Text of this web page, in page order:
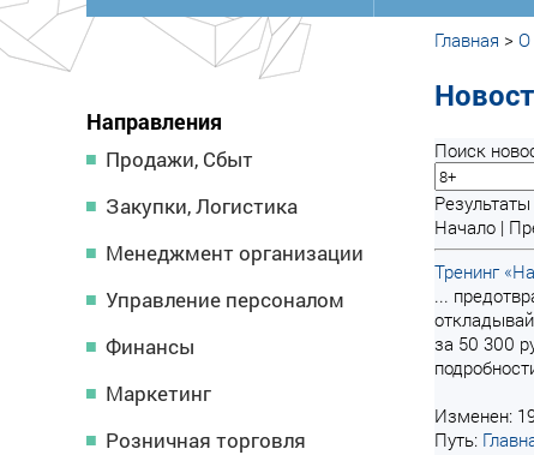
Направления
Продажи, Сбыт
Закупки, Логистика
Менеджмент организации
Управление персоналом
Финансы
Маркетинг
Розничная торговля
Главная > О
Поиск
Начало |
Тренинг
...
за 50 300
Изменен:
Путь: